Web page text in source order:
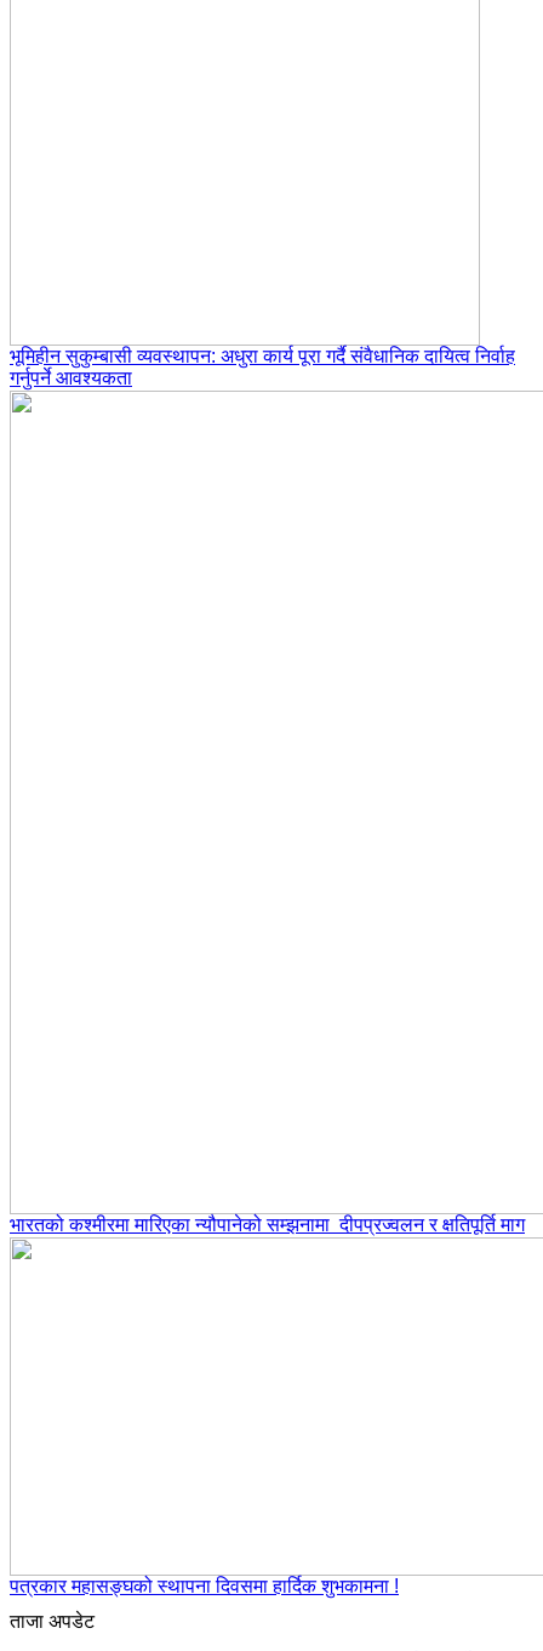
भूमिहीन सुकुम्बासी व्यवस्थापन: अधुरा कार्य पूरा गर्दै संवैधानिक दायित्व निर्वाह
गर्नुपर्ने आवश्यकता
भारतको कश्मीरमा मारिएका न्यौपानेको सम्झनामा दीपप्रज्वलन र क्षतिपूर्ति माग
पत्रकार महासङ्घको स्थापना दिवसमा हार्दिक शुभकामना !
ताजा अपडेट